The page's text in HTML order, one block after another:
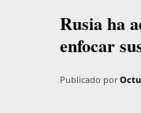
Rusia ha
enfocar
Publicado por